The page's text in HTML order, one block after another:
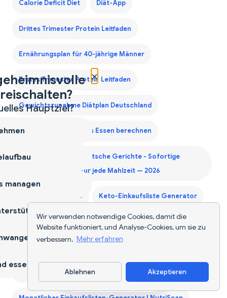
Wir verwenden notwendige Cookies, damit die
Website funktioniert, und Analyse-Cookies, um sie zu
verbessern. Mehr erfahren
Ablehnen Akzeptieren
Calorie Deficit Diet Diät-App
Drittes Trimester Protein Leitfaden
Ernährungsplan für 40-jährige Männer
Erstes Trimester Protein Leitfaden
Gewichtszunahme Diätplan Deutschland
Kalorien für deutsches Essen berechnen
Kalorienzähler für deutsche Gerichte - Sofortige
Nährwertangaben für jede Mahlzeit — 2026
Kalorienzähler-App Keto-Einkaufsliste Generator
KI-Lebensmittel-Tracker Deutschland
Monatliche Einkaufsliste Generator
App herunterladen
×
Hauptziel?
managen
essen